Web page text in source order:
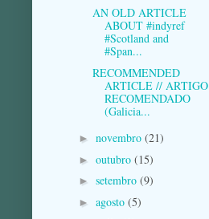
AN OLD ARTICLE
ABOUT #indyref
#Scotland and
#Span...
RECOMMENDED
ARTICLE // ARTIGO
RECOMENDADO
(Galicia...
► novembro (21)
► outubro (15)
► setembro (9)
► agosto (5)